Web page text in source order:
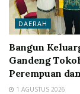
DAERAH
Bangun
Gandeng
Perempuan
1 AGUSTUS 2026